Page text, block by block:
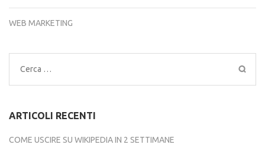
WEB MARKETING
Ricerca
per:
ARTICOLI RECENTI
COME USCIRE SU WIKIPEDIA IN 2 SETTIMANE